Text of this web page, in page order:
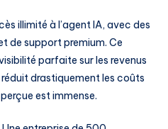
illimité à l’agent IA, avec des
de support premium. Ce
parfaite sur les revenus
drastiquement les coûts
est immense.